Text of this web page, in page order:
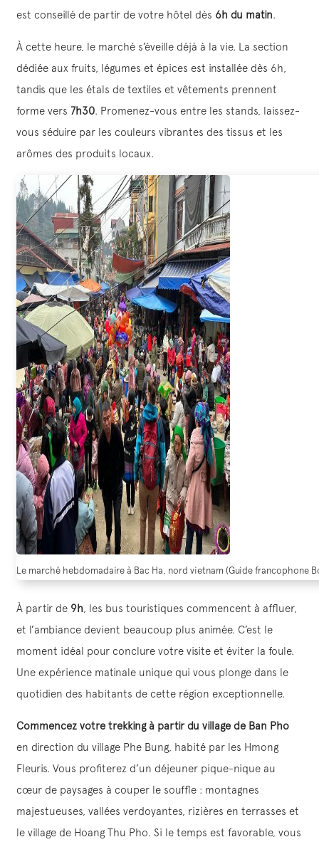
est conseillé de partir de votre hôtel dès 6h du matin.
À cette heure, le marché s’éveille déjà à la vie. La section
dédiée aux fruits, légumes et épices est installée dès 6h,
tandis que les étals de textiles et vêtements prennent
forme vers 7h30. Promenez-vous entre les stands, laissez-
vous séduire par les couleurs vibrantes des tissus et les
arômes des produits locaux.
Le marché hebdomadaire à Bac Ha, nord vietnam (Guide francophone
À partir de 9h , les bus touristiques commencent à affluer,
et l’ambiance devient beaucoup plus animée. C’est le
moment idéal pour conclure votre visite et éviter la foule.
Une expérience matinale unique qui vous plonge dans le
quotidien des habitants de cette région exceptionnelle.
Commencez votre trekking à partir du village de Ban Pho
en direction du village Phe Bung, habité par les Hmong
Fleuris. Vous profiterez d’un déjeuner pique-nique au
cœur de paysages à couper le souffle : montagnes
majestueuses, vallées verdoyantes, rizières en terrasses et
le village de Hoang Thu Pho. Si le temps est favorable, vous